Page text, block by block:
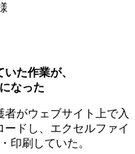
た作業が、
なった
がウェブサイト上で入
ドし、エクセルファイ
印刷していた。